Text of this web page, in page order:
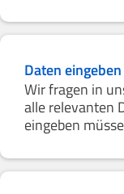
Daten
Wir fragen in
alle relevanten
eingeben